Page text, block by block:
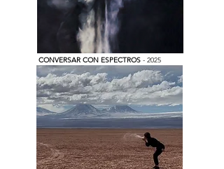
CONVERSAR CON ESPECTROS - 2025